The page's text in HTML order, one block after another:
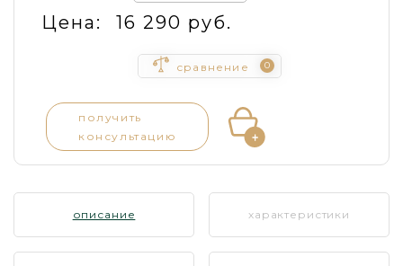
Цена: 16 290 руб.
сравнение 0
получить
консультацию
описание характеристики